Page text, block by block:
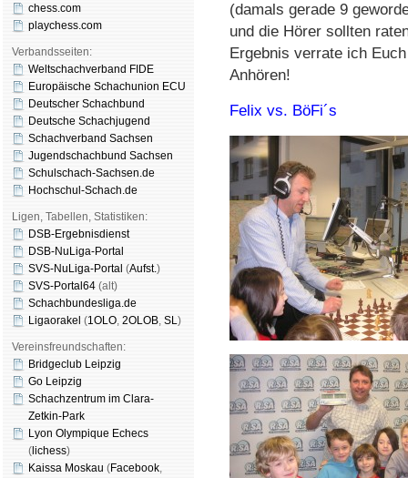
chess.com
playchess.com
Verbandsseiten:
Weltschachverband FIDE
Europäische Schachunion ECU
Deutscher Schachbund
Deutsche Schachjugend
Schachverband Sachsen
Jugendschachbund Sachsen
Schulschach-Sachsen.de
Hochschul-Schach.de
Ligen, Tabellen, Statistiken:
DSB-Ergebnisdienst
DSB-NuLiga-Portal
SVS-NuLiga-Portal (Aufst.)
SVS-Portal64 (alt)
Schachbundesliga.de
Ligaorakel (1OLO, 2OLOB, SL)
Vereinsfreundschaften:
Bridgeclub Leipzig
Go Leipzig
Schachzentrum im Clara-
Zetkin-Park
Lyon Olympique Echecs
( lichess)
Kaissa Moskau (Face­book,
(damals gerade 9
und die Hörer sollten
Ergebnis verrate ich
Anhören!
Felix vs. BöFi´s